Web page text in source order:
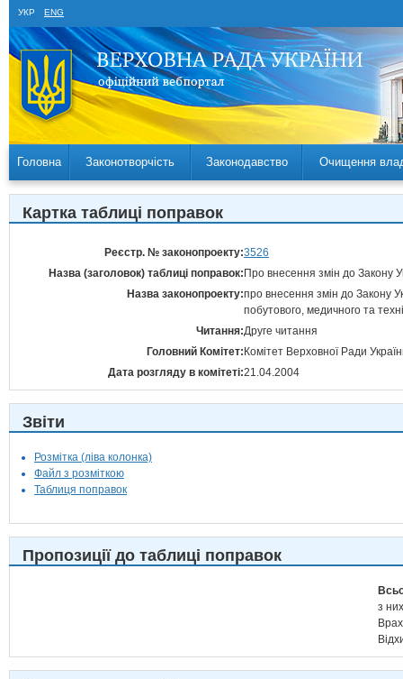
УКР ENG
Головна Законотворчість Законодавство Очищення
Картка таблиці поправок
Реєстр. № законопроекту:3526
Назва (заголовок) таблиці поправок: Про внесення змін до Закону
Назва законопроекту:про внесення змін до Закону
побутового, медичного та
Читання:Друге читання
Головний Комітет: Комітет Верховної Ради
Дата розгляду в комітеті:21.04.2004
Звіти
Розмітка (ліва колонка)
Файл з розміткою
Таблиця поправок
Пропозиції до таблиці поправок
з